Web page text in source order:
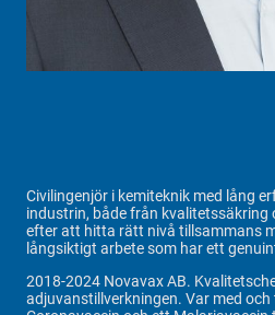
Civilingenjör i kemiteknik med lång
industrin, både från
efter att hitta rätt nivå tillsammans
långsiktigt arbete som har ett
2018-2024 Novavax AB.
adjuvanstillverkningen. Var med